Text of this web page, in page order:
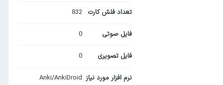
تعداد فلش کارت 832
فایل صوتی 0
فایل تصویری 0
نرم افزار مورد نیاز Anki/AnkiDroid